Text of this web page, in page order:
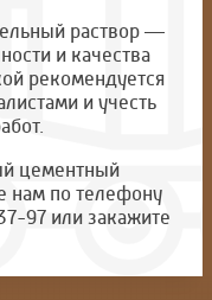
раствор —
и качества
рекомендуется
и учесть
цементный
нам по телефону
97 или закажите